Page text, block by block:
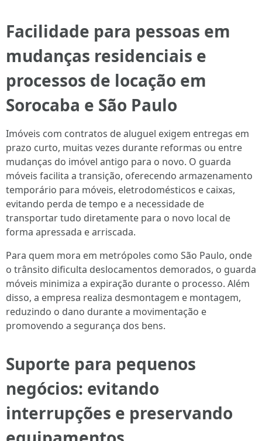
Facilidade para pessoas em
mudanças residenciais e
processos de locação em
Sorocaba e São Paulo
Imóveis com contratos de aluguel exigem entregas em
prazo curto, muitas vezes durante reformas ou entre
mudanças do imóvel antigo para o novo. O guarda
móveis facilita a transição, oferecendo armazenamento
temporário para móveis, eletrodomésticos e caixas,
evitando perda de tempo e a necessidade de
transportar tudo diretamente para o novo local de
forma apressada e arriscada.
Para quem mora em metrópoles como São Paulo, onde
o trânsito dificulta deslocamentos demorados, o guarda
móveis minimiza a expiração durante o processo. Além
disso, a empresa realiza desmontagem e montagem,
reduzindo o dano durante a movimentação e
promovendo a segurança dos bens.
Suporte para pequenos
negócios: evitando
interrupções e preservando